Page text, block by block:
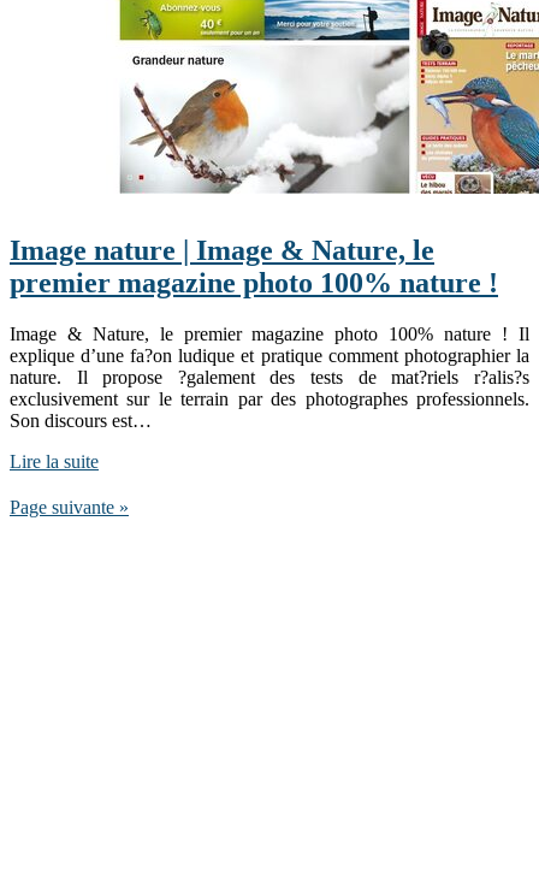
Image nature | Image & Nature, le
premier magazine photo 100% nature !
Image & Nature, le premier magazine photo 100% nature ! Il
explique d’une fa?on ludique et pratique comment photographier la
nature. Il propose ?galement des tests de mat?riels r?alis?s
exclusivement sur le terrain par des photographes professionnels.
Son discours est…
Lire la suite
Page suivante »